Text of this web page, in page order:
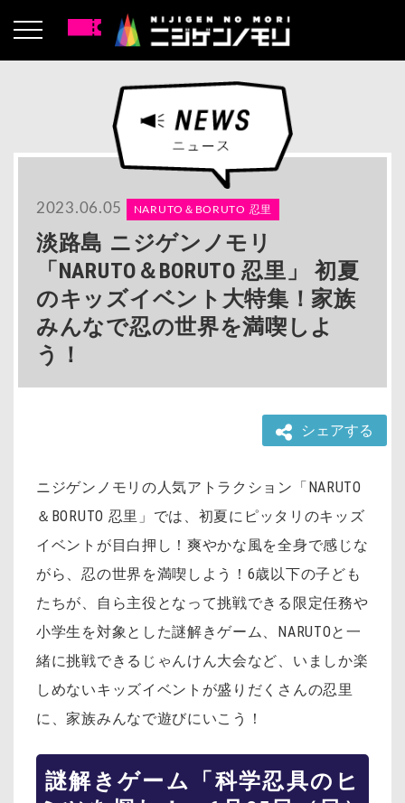
2023.06.05 NARUTO＆BORUTO 忍里
淡路島 ニジゲンノモリ
「NARUTO＆BORUTO 忍里」 初夏
のキッズイベント大特集！家族
みんなで忍の世界を満喫しよ
う！
シェアする
ニジゲンノモリの人気アトラクション「NARUTO
＆BORUTO 忍里」では、初夏にピッタリのキッズ
イベントが目白押し！爽やかな風を全身で感じな
がら、忍の世界を満喫しよう！6歳以下の子ども
たちが、自ら主役となって挑戦できる限定任務や
小学生を対象とした謎解きゲーム、NARUTOと一
緒に挑戦できるじゃんけん大会など、いましか楽
しめないキッズイベントが盛りだくさんの忍里
に、家族みんなで遊びにいこう！
謎解きゲーム「科学忍具のヒ